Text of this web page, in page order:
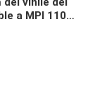
a MPI 1105